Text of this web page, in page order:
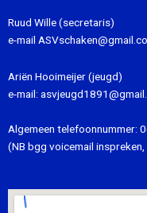
Ruud Wille (secretaris)
e-mail
Ariën Hooimeijer (jeugd)
e-mail:
Algemeen telefoonnummer:
(NB bgg voicemail